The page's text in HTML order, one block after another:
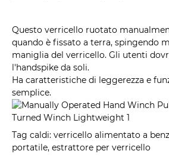
Questo verricello ruotato
quando è fissato a terra, spingendo
maniglia del verricello. Gli utenti
l'handspike da soli.
Ha caratteristiche di leggerezza e
semplice.
Tag caldi: verricello alimentato a
portatile, estrattore per verricello